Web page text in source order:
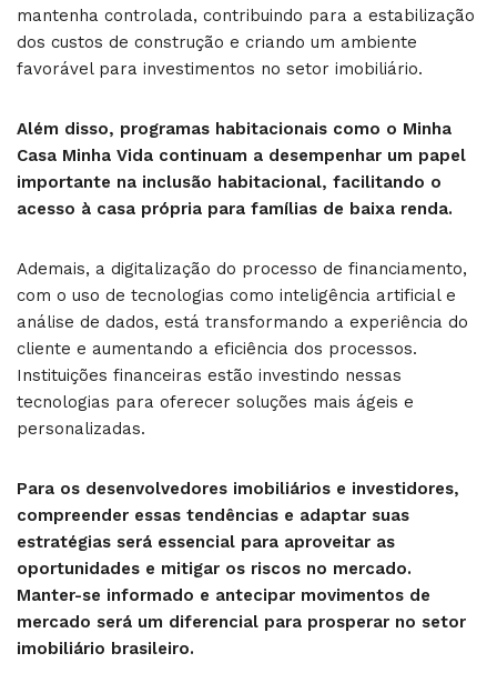
mantenha controlada, contribuindo para a estabilização
dos custos de construção e criando um ambiente
favorável para investimentos no setor imobiliário.
Além disso, programas habitacionais como o Minha
Casa Minha Vida continuam a desempenhar um papel
importante na inclusão habitacional, facilitando o
acesso à casa própria para famílias de baixa renda.
Ademais, a digitalização do processo de financiamento,
com o uso de tecnologias como inteligência artificial e
análise de dados, está transformando a experiência do
cliente e aumentando a eficiência dos processos.
Instituições financeiras estão investindo nessas
tecnologias para oferecer soluções mais ágeis e
personalizadas.
Para os desenvolvedores imobiliários e investidores,
compreender essas tendências e adaptar suas
estratégias será essencial para aproveitar as
oportunidades e mitigar os riscos no mercado.
Manter-se informado e antecipar movimentos de
mercado será um diferencial para prosperar no setor
imobiliário brasileiro.